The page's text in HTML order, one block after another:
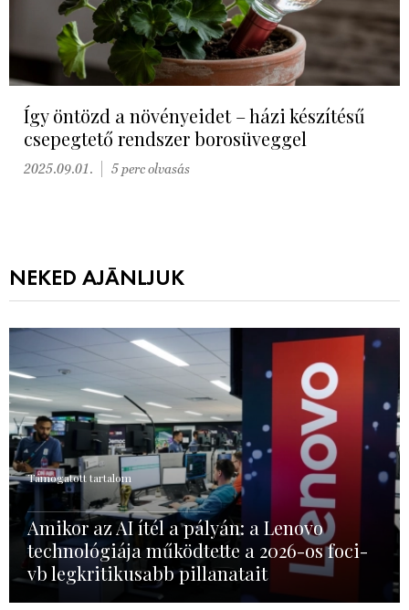
Így öntözd a növényeidet – házi készítésű
csepegtető rendszer borosüveggel
2025.09.01. 5 perc olvasás
NEKED AJÁNLJUK
Támogatott tartalom
Amikor az AI ítél a pályán: a Lenovo
technológiája működtette a 2026-os foci-
vb legkritikusabb pillanatait